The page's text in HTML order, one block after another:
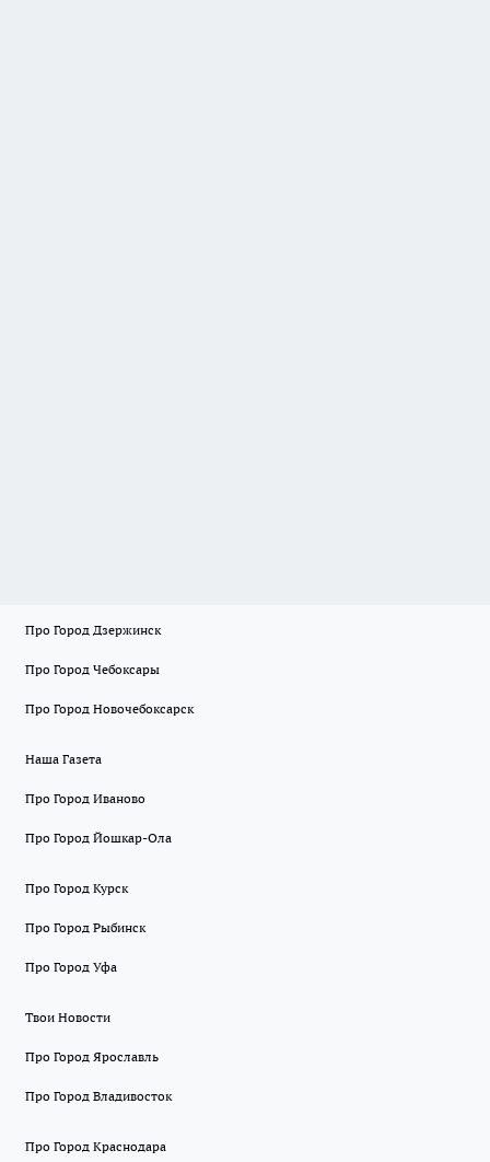
Про Город Дзержинск
Про Город Чебоксары
Про Город Новочебоксарск
Наша Газета
Про Город Иваново
Про Город Йошкар-Ола
Про Город Курск
Про Город Рыбинск
Про Город Уфа
Твои Новости
Про Город Ярославль
Про Город Владивосток
Про Город Краснодара